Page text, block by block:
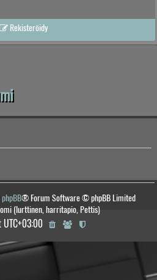
Rekisteröidy
phpBB® Forum Software © phpBB Limited
(lurttinen, harritapio, Pettis)
UTC+03:00